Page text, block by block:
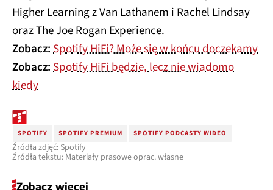
Higher Learning z Van Lathanem i Rachel Lindsay
oraz The Joe Rogan Experience.
Zobacz:Spotify HiFi? Może się w końcu doczekamy
Zobacz:Spotify HiFi będzie, lecz nie wiadomo
kiedy
SPOTIFY SPOTIFY PREMIUM SPOTIFY PODCASTY WIDEO
Źródła zdjęć: Spotify
Źródła tekstu: Materiały prasowe oprac. własne
Zobacz więcej